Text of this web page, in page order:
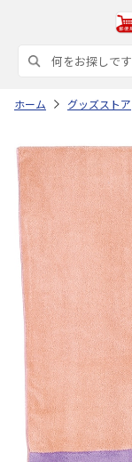
ホーム グッズストア